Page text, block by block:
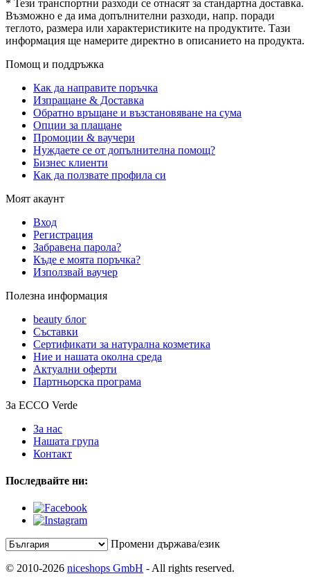
* Тези транспортни разходи се отнасят за стандартна доставка.
Възможно е да има допълнителни разходи, напр. поради
теглото, размера или характеристиките на продуктите. Тази
информация ще намерите директно в описанието на продукта.
Помощ и поддръжка
Как да направите поръчка
Изпращане & Доставка
Обратно връщане и възстановяване на сума
Опции за плащане
Промоции & ваучери
Нуждаете се от допълнителна помощ?
Бизнес клиенти
Как да ползвате профила си
Моят акаунт
Вход
Регистрация
Забравена парола?
Къде е моята поръчка?
Използвай ваучер
Полезна информация
beauty блог
Съставки
Сертификати за натурална козметика
Ние и нашата околна среда
Актуални оферти
Партньорска програма
За ECCO Verde
За нас
Нашата група
Контакт
Последвайте ни:
Промени държава/език
© 2010-2026 niceshops GmbH - All rights reserved.